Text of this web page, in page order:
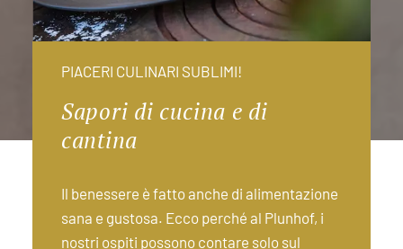
PIACERI CULINARI SUBLIMI!
Sapori di cucina e di
cantina
Il benessere è fatto anche di alimentazione
sana e gustosa. Ecco perché al Plunhof, i
nostri ospiti possono contare solo sul